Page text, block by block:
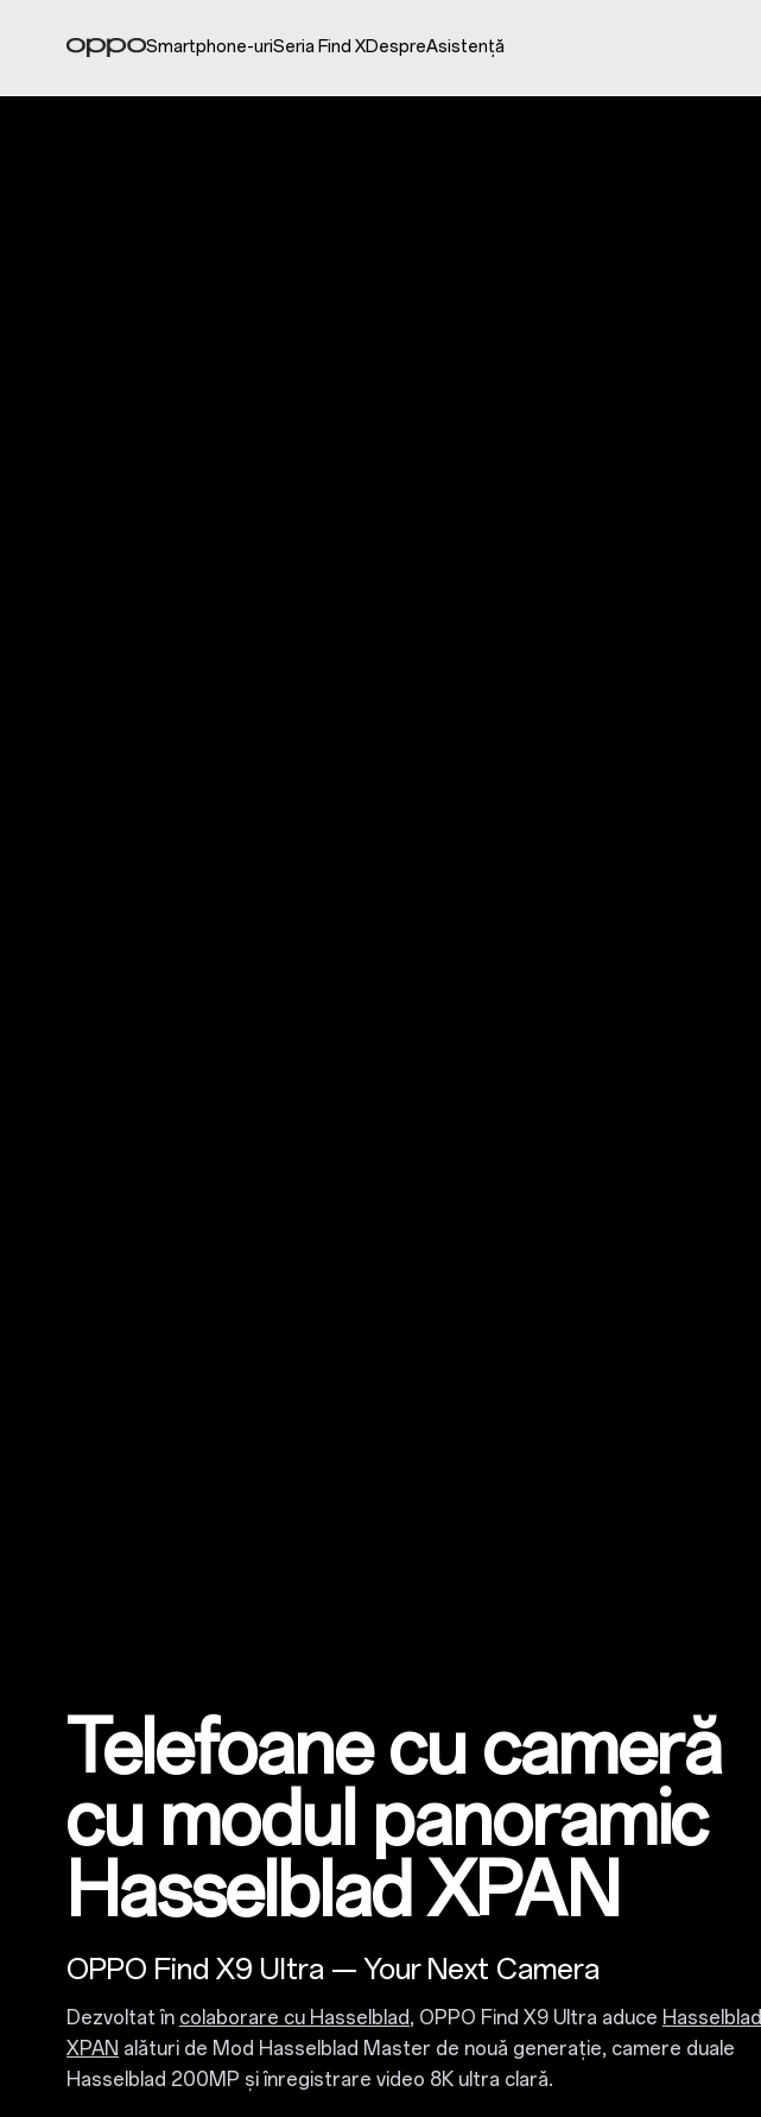
Smartphone-uriSeria Find XDespreAsistență
Telefoane cu cameră
cu modul panoramic
Hasselblad XPAN
OPPO Find X9 Ultra — Your Next Camera
Dezvoltat în colaborare cu Hasselblad, OPPO Find X9 Ultra aduce Hasselblad
XPAN alături de Mod Hasselblad Master de nouă generație, camere duale
Hasselblad 200MP și înregistrare video 8K ultra clară.